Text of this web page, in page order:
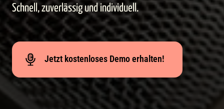
Schnell, zuverlässig und individuell.
Jetzt kostenloses Demo erhalten!